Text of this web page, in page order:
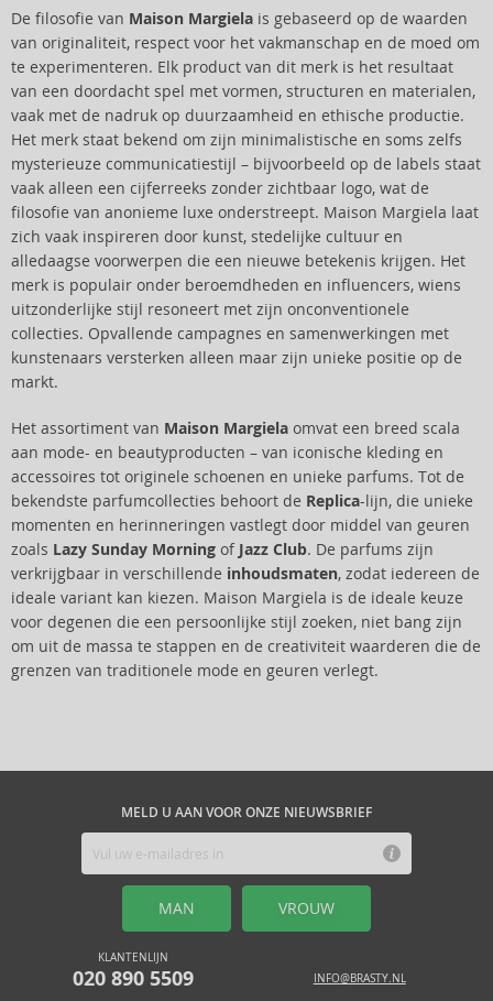
De filosofie van Maison Margiela is gebaseerd op de waarden
van originaliteit, respect voor het vakmanschap en de moed om
te experimenteren. Elk product van dit merk is het resultaat
van een doordacht spel met vormen, structuren en materialen,
vaak met de nadruk op duurzaamheid en ethische productie.
Het merk staat bekend om zijn minimalistische en soms zelfs
mysterieuze communicatiestijl – bijvoorbeeld op de labels staat
vaak alleen een cijferreeks zonder zichtbaar logo, wat de
filosofie van anonieme luxe onderstreept. Maison Margiela laat
zich vaak inspireren door kunst, stedelijke cultuur en
alledaagse voorwerpen die een nieuwe betekenis krijgen. Het
merk is populair onder beroemdheden en influencers, wiens
uitzonderlijke stijl resoneert met zijn onconventionele
collecties. Opvallende campagnes en samenwerkingen met
kunstenaars versterken alleen maar zijn unieke positie op de
markt.
Het assortiment van Maison Margiela omvat een breed scala
aan mode- en beautyproducten – van iconische kleding en
accessoires tot originele schoenen en unieke parfums. Tot de
bekendste parfumcollecties behoort de Replica-lijn, die unieke
momenten en herinneringen vastlegt door middel van geuren
zoals Lazy Sunday Morning of Jazz Club. De parfums zijn
verkrijgbaar in verschillende inhoudsmaten, zodat iedereen de
ideale variant kan kiezen. Maison Margiela is de ideale keuze
voor degenen die een persoonlijke stijl zoeken, niet bang zijn
om uit de massa te stappen en de creativiteit waarderen die de
grenzen van traditionele mode en geuren verlegt.
MELD U AAN VOOR ONZE NIEUWSBRIEF
MAN VROUW
KLANTENLIJN
020 890 5509 INFO@BRASTY.NL